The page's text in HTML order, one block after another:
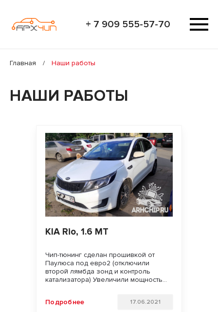
+ 7 909 555-57-70
Главная / Наши работы
НАШИ РАБОТЫ
KIA Rio, 1.6 MT
Чип-тюнинг сделан прошивкой от
Паулюса под евро2 (отключили
второй лямбда зонд и контроль
катализатора) Увеличили мощность
Удачи на дорогах!!!
Подробнее 17.06.2021